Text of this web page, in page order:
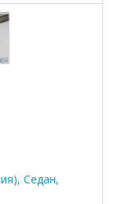
Седан,